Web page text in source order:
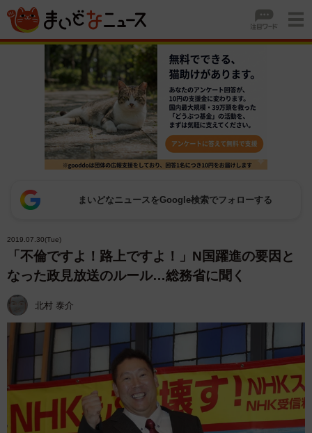
まいどなニュースをGoogle検索でフォローする
2019.07.30(Tue)
「不倫ですよ！路上ですよ！」N国躍進の要因と
なった政見放送のルール…総務省に聞く
北村 泰介